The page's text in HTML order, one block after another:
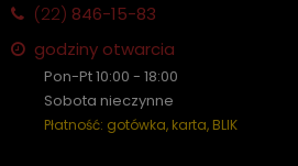
(22) 846-15-83
godziny otwarcia
Pon-Pt 10:00 - 18:00
Sobota nieczynne
Płatność: gotówka, karta, BLIK